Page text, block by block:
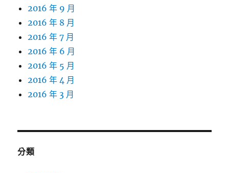
2016 年 9 月
2016 年 8 月
2016 年 7 月
2016 年 6 月
2016 年 5 月
2016 年 4 月
2016 年 3 月
分類